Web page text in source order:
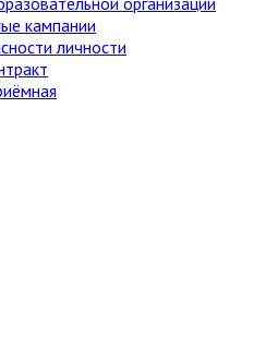
кампании
личности